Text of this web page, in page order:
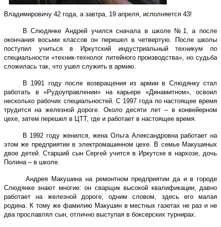
Владимировичу 42 года, а завтра, 19 апреля, исполняется 43!
В Слюдянке Андрей учился сначала в школе №1, а после
окончания восьми классов он перешел в четвертую. После школы
поступил учиться в Иркутский индустриальный техникум по
специальности «техник-технолог литейного производства», но судьба
сложилась так, что ушел служить в армию.
В 1991 году после возвращения из армии в Слюдянку стал
работать в «Рудоуправлении» на карьере «Динамитном», освоил
несколько рабочих специальностей. С 1997 года по настоящее время
трудится на железной дороге. Около десяти лет – в конвейерном
цехе, затем перешел в ЦТТ, где и работает в настоящее время.
В 1992 году женился, жена Ольга Александровна работает на
этом же предприятии в электромашинном цехе. В семье Макушиных
двое детей. Старший сын Сергей учится в Иркутске в нархозе, дочь
Полина – в школе.
Андрея Макушина на ремонтном предприятии да и в городе
Слюдянке знают многие: он сварщик высокой квалификации, давно
работает на железной дороге, одним словом, здесь его малая
родина. К тому же фамилию Макушин в местных газетах не раз и не
два прославлял сын, отлично выступая в боксерских турнирах.